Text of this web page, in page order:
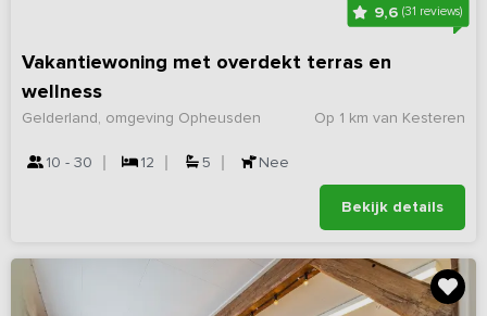
9,6(31 reviews)
Vakantiewoning met overdekt terras en
wellness
Op 1 km van Kesteren
Gelderland, omgeving Opheusden
10 - 30 12 5 Nee
Bekijk details